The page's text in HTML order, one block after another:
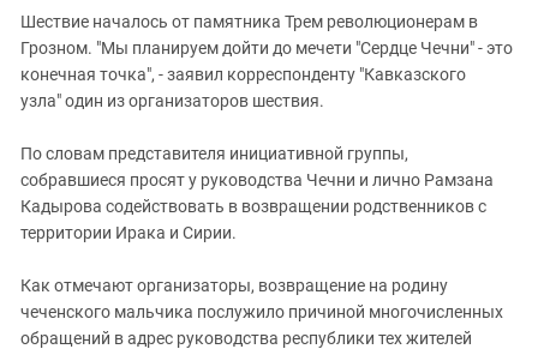
Шествие началось от памятника Трем революционерам в
Грозном. "Мы планируем дойти до мечети "Сердце Чечни" - это
конечная точка", - заявил корреспонденту "Кавказского
узла"один из организаторов шествия.
По словам представителя инициативной группы,
собравшиеся просят у руководства Чечни и лично Рамзана
Кадырова содействовать в возвращении родственников с
территории Ирака и Сирии.
Как отмечают организаторы, возвращение на родину
чеченского мальчика послужило причиной многочисленных
обращений в адрес руководства республики тех жителей